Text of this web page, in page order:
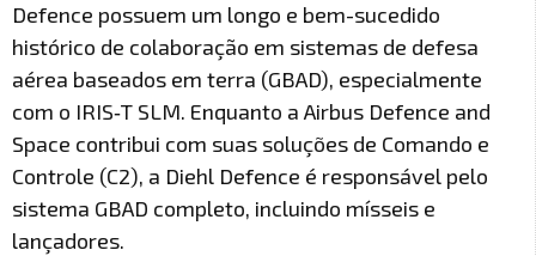
Defence possuem um longo e bem-sucedido
histórico de colaboração em sistemas de defesa
aérea baseados em terra (GBAD), especialmente
com o IRIS‑T SLM. Enquanto a Airbus Defence and
Space contribui com suas soluções de Comando e
Controle (C2), a Diehl Defence é responsável pelo
sistema GBAD completo, incluindo mísseis e
lançadores.